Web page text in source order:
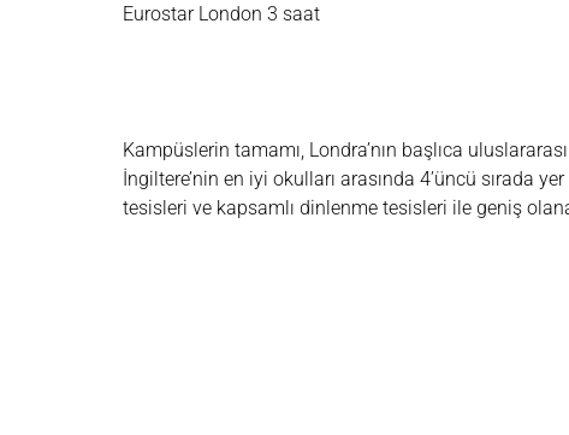
Eurostar London 3 saat
Kampüslerin tamamı, Londra’nın başlıca
İngiltere’nin en iyi okulları arasında 4’üncü sırada
tesisleri ve kapsamlı dinlenme tesisleri ile geniş